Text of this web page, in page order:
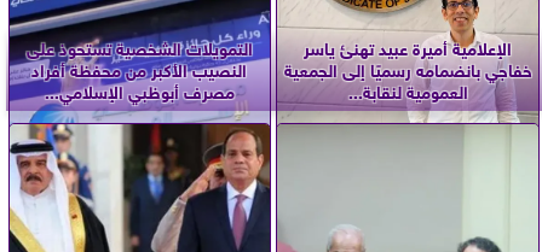
الإعلامية أميرة عبيد تهنئ ياسر
خفاجي بانضمامه رسميًا إلى الجمعية
العمومية لنقابة...
التمويلات الشخصية تستحوذ على
النصيب الأكبر من محفظة أفراد
مصرف أبوظبي الإسلامي...